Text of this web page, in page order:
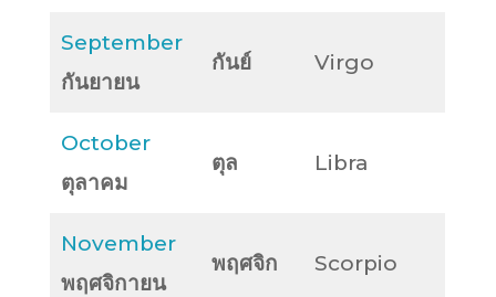
September
กันยายน
กันย์ Virgo
October
ตุลาคม
ตุล Libra
November
พฤศจิกายน
พฤศจิก Scorpio